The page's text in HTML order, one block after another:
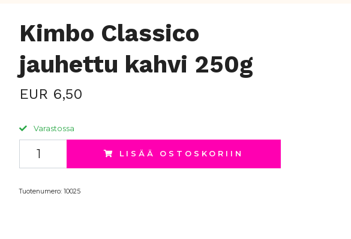
Kimbo Classico
jauhettu kahvi 250g
EUR 6,50
Varastossa
LISÄÄ OSTOSKORIIN
Tuotenumero: 10025